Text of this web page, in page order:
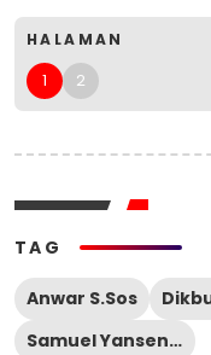
HALAMAN
1 2
TAG
Anwar S.Sos
Samuel Yansen Pongi